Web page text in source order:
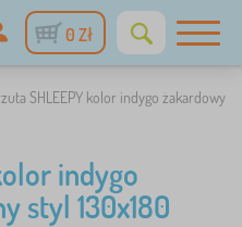
0 Zł
SHLEEPY kolor indygo żakardowy
indygo
styl 130x180